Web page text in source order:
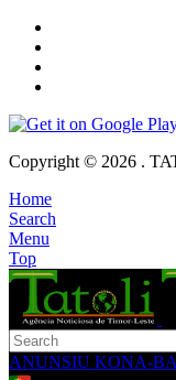
Copyright © 2026 .
Home
Search
Menu
Top
ANUNSIU KONA-